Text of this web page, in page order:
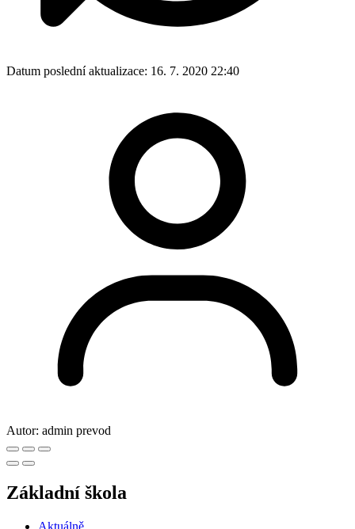
Datum poslední aktualizace: 16. 7. 2020 22:40
Autor: admin prevod
Základní škola
Aktuálně